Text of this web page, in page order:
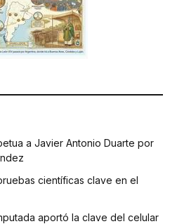
a Javier Antonio Duarte por
científicas clave en el
aportó la clave del celular